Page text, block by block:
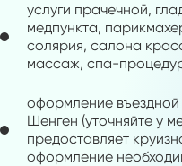
услуги прачечной,
медпункта,
солярия, салона
массаж, спа-
оформление въездной
Шенген (уточняйте у
предоставляет
оформление